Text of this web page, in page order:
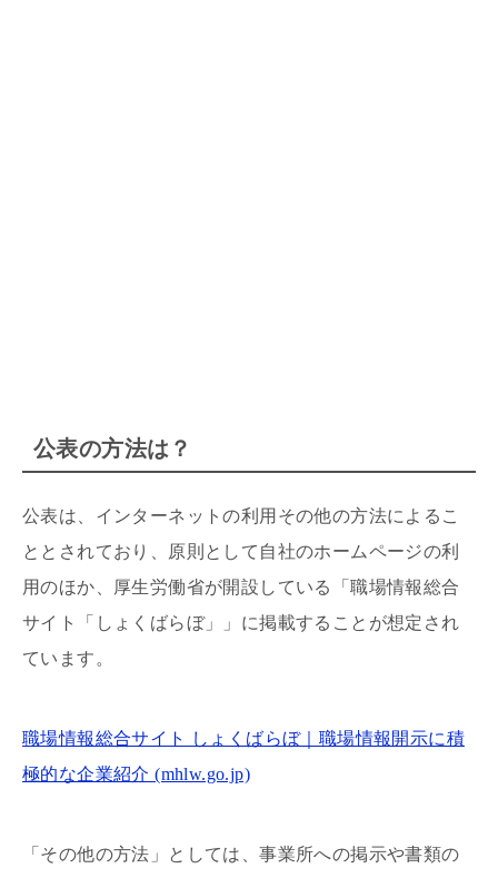
公表の方法は？
公表は、インターネットの利用その他の方法によるこ
ととされており、原則として自社のホームページの利
用のほか、厚生労働省が開設している「職場情報総合
サイト「しょくばらぼ」」に掲載することが想定され
ています。
職場情報総合サイト しょくばらぼ｜職場情報開示に積
極的な企業紹介 (mhlw.go.jp)
「その他の方法」としては、事業所への掲示や書類の